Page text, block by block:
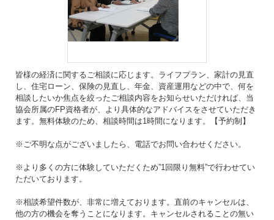
皆様の経済に関するご相談に応じます。ライフプラン、家計の見直
し、住宅ローン、保険の見直し、年金、資産運用などの中で、何を
相談したいか焦点を絞ったご相談内容をお知らせいただければ、当
協会所属のFP資格者が、より具体的なアドバイスをさせていただき
ます。無料体験のため、相談時間は1時間になります。【予約制】
※ご不明な点がございましたら、電話でお問い合わせください。
※より多くの方に体験していただくため”1回限り無料”で行わせてい
ただいております。
※相談希望件数が、非常に増えております。直前のキャンセルは、
他の方の機会を奪うことになります。キャンセルされることの無い